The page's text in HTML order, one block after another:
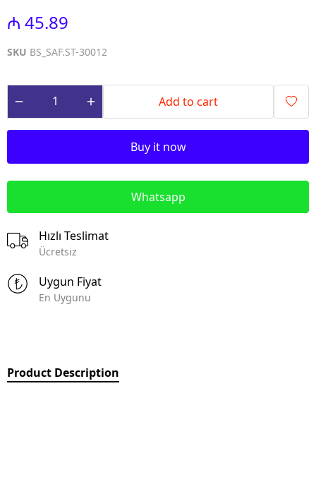
₼ 45.89
SKU BS_SAF.ST-30012
Add to cart
Buy it now
Whatsapp
Hızlı Teslimat
Ücretsiz
Uygun Fiyat
En Uygunu
Product Description